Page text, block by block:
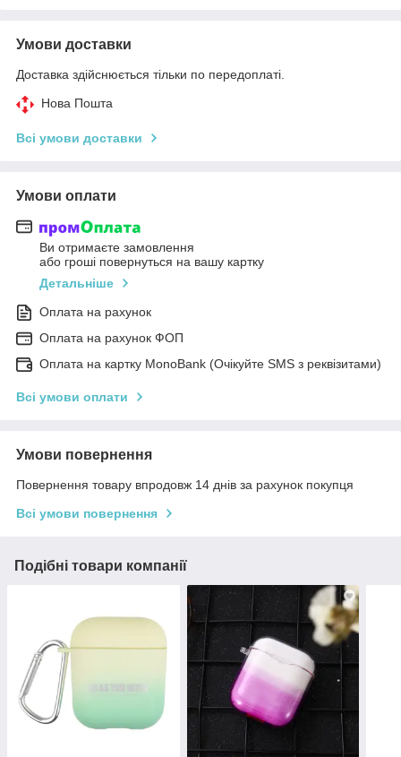
Умови доставки
Доставка здійснюється тільки по передоплаті.
Нова Пошта
Всі умови доставки
Умови оплати
Ви отримаєте замовлення
або гроші повернуться на вашу картку
Детальніше
Оплата на рахунок
Оплата на рахунок ФОП
Оплата на картку MonoBank (Очікуйте SMS з реквізитами)
Всі умови оплати
Умови повернення
Повернення товару впродовж 14 днів за рахунок покупця
Всі умови повернення
Подібні товари компанії